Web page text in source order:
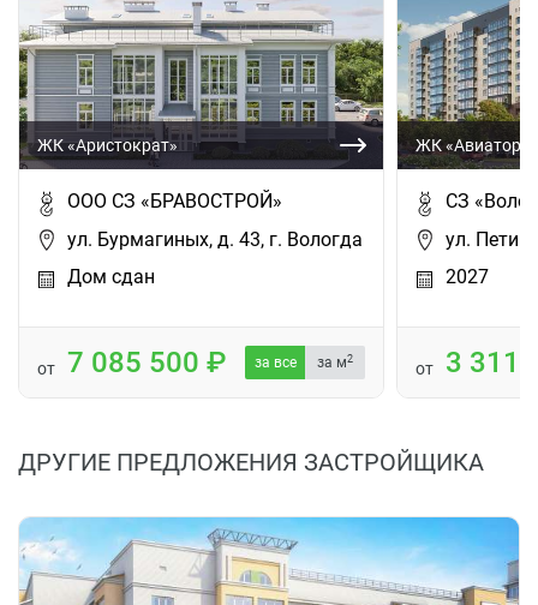
ЖК «Аристократ»
ООО СЗ «БРАВОСТРОЙ»
ул. Бурмагиных, д. 43, г. Вологда
Дом сдан
от 7 085 500 за все за м2
ЖК «Авиатор»
СЗ
ул.
2027
от 3 311
ДРУГИЕ ПРЕДЛОЖЕНИЯ ЗАСТРОЙЩИКА